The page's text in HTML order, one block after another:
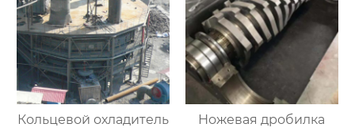
Кольцевой охладитель Ножевая дробилка